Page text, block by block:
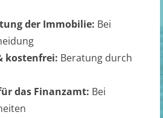
der Immobilie: Bei
kostenfrei: Beratung durch
das Finanzamt: Bei